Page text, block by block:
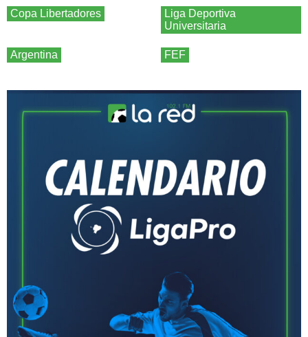
Copa Libertadores
Liga Deportiva
Universitaria
Argentina FEF